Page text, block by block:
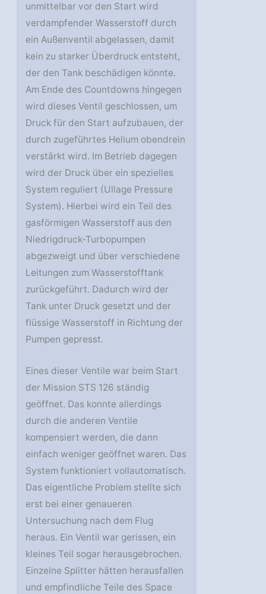
unmittelbar vor den Start wird
verdampfender Wasserstoff durch
ein Außenventil abgelassen, damit
kein zu starker Überdruck entsteht,
der den Tank beschädigen könnte.
Am Ende des Countdowns hingegen
wird dieses Ventil geschlossen, um
Druck für den Start aufzubauen, der
durch zugeführtes Helium obendrein
verstärkt wird. Im Betrieb dagegen
wird der Druck über ein spezielles
System reguliert (Ullage Pressure
System). Hierbei wird ein Teil des
gasförmigen Wasserstoff aus den
Niedrigdruck-Turbopumpen
abgezweigt und über verschiedene
Leitungen zum Wasserstofftank
zurückgeführt. Dadurch wird der
Tank unter Druck gesetzt und der
flüssige Wasserstoff in Richtung der
Pumpen gepresst.
Eines dieser Ventile war beim Start
der Mission STS 126 ständig
geöffnet. Das konnte allerdings
durch die anderen Ventile
kompensiert werden, die dann
einfach weniger geöffnet waren. Das
System funktioniert vollautomatisch.
Das eigentliche Problem stellte sich
erst bei einer genaueren
Untersuchung nach dem Flug
heraus. Ein Ventil war gerissen, ein
kleines Teil sogar herausgebrochen.
Einzelne Splitter hätten herausfallen
und empfindliche Teile des Space